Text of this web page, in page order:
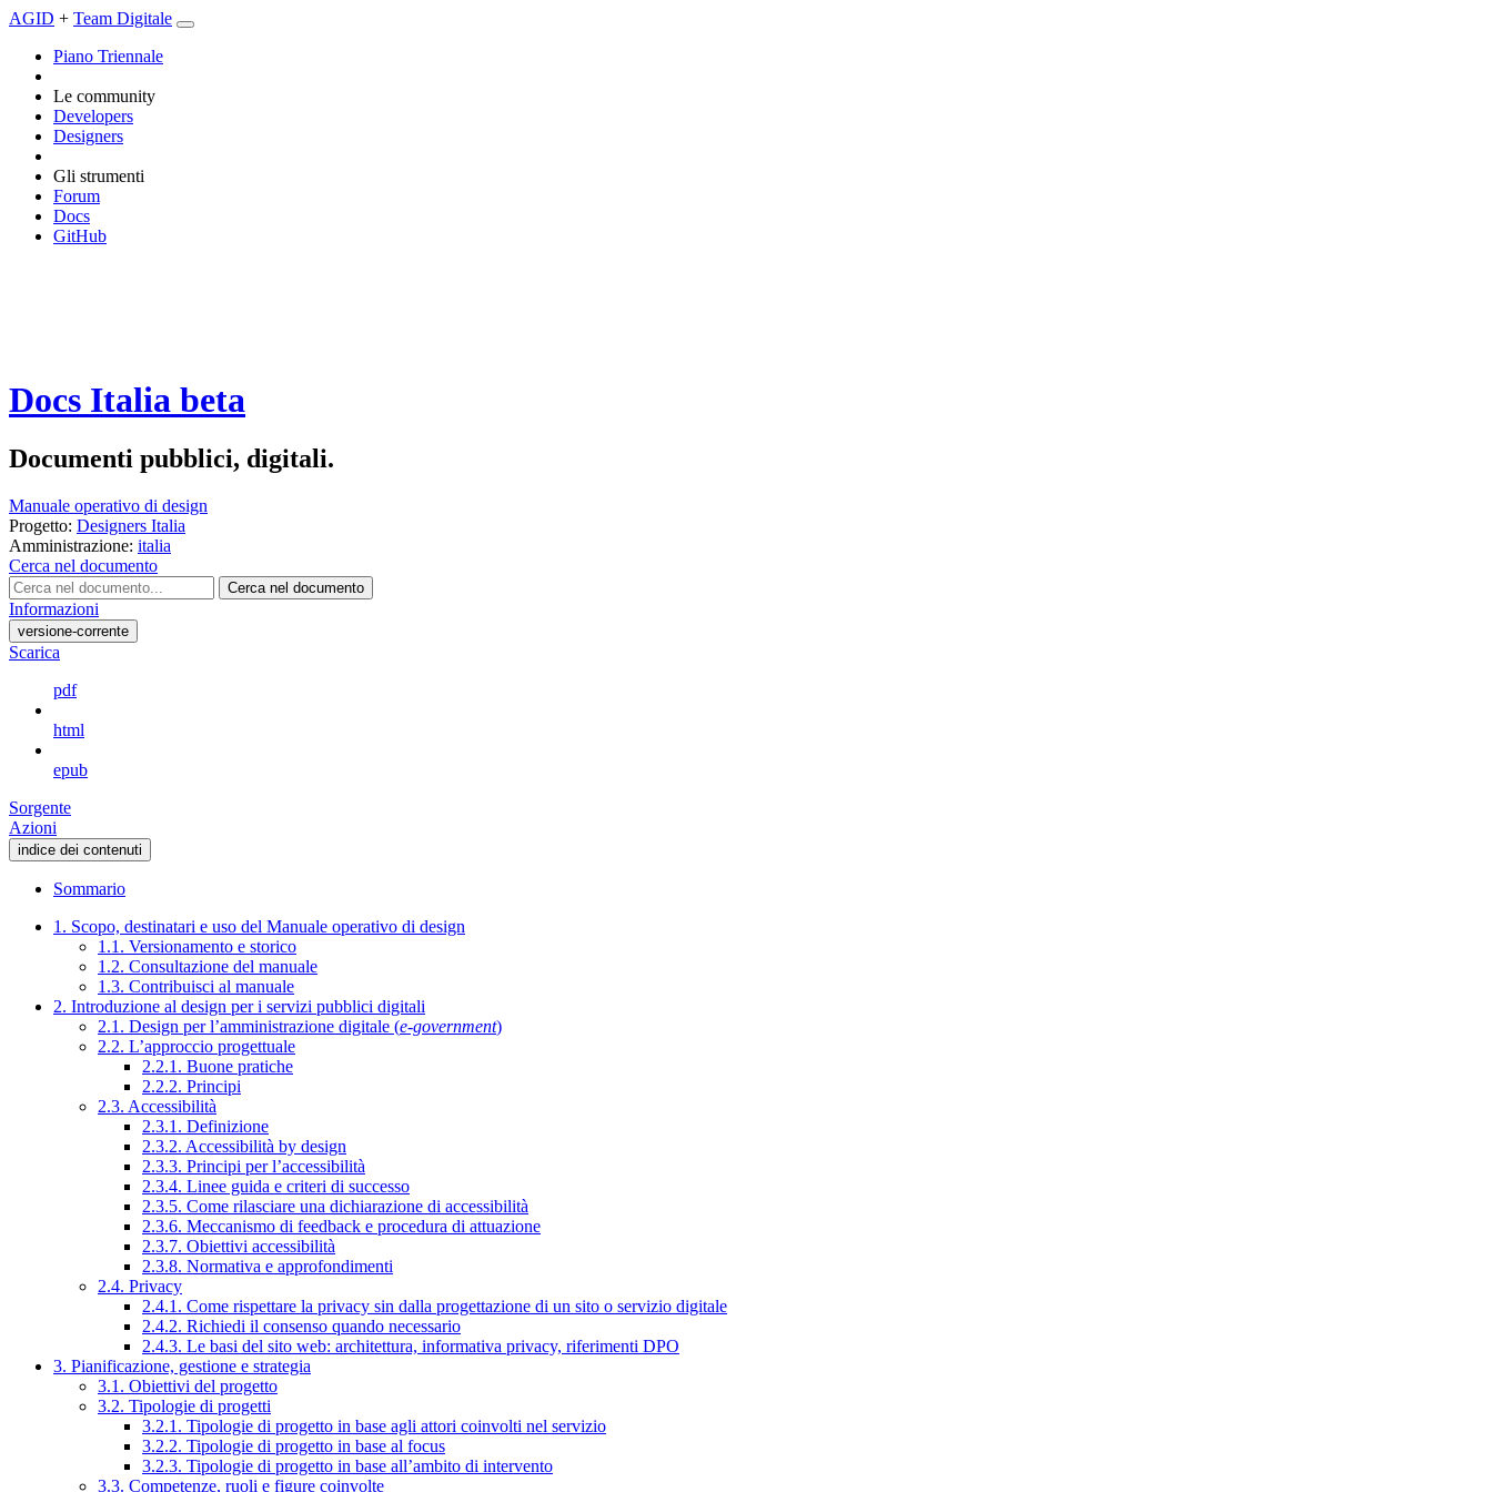
AGID + Team Digitale
Piano Triennale
Le community
Developers
Designers
Gli strumenti
Forum
Docs
GitHub
Docs Italia beta
Documenti pubblici, digitali.
Manuale operativo di design
Progetto: Designers Italia
Amministrazione: italia
Cerca nel documento
Cerca nel documento
Informazioni
versione-corrente
Scarica
pdf
html
epub
Sorgente
Azioni
indice dei contenuti
Sommario
1. Scopo, destinatari e uso del Manuale operativo di design
1.1. Versionamento e storico
1.2. Consultazione del manuale
1.3. Contribuisci al manuale
2. Introduzione al design per i servizi pubblici digitali
2.1. Design per l’amministrazione digitale (e-government)
2.2. L’approccio progettuale
2.2.1. Buone pratiche
2.2.2. Principi
2.3. Accessibilità
2.3.1. Definizione
2.3.2. Accessibilità by design
2.3.3. Principi per l’accessibilità
2.3.4. Linee guida e criteri di successo
2.3.5. Come rilasciare una dichiarazione di accessibilità
2.3.6. Meccanismo di feedback e procedura di attuazione
2.3.7. Obiettivi accessibilità
2.3.8. Normativa e approfondimenti
2.4. Privacy
2.4.1. Come rispettare la privacy sin dalla progettazione di un sito o servizio digitale
2.4.2. Richiedi il consenso quando necessario
2.4.3. Le basi del sito web: architettura, informativa privacy, riferimenti DPO
3. Pianificazione, gestione e strategia
3.1. Obiettivi del progetto
3.2. Tipologie di progetti
3.2.1. Tipologie di progetto in base agli attori coinvolti nel servizio
3.2.2. Tipologie di progetto in base al focus
3.2.3. Tipologie di progetto in base all’ambito di intervento
3.3. Competenze, ruoli e figure coinvolte